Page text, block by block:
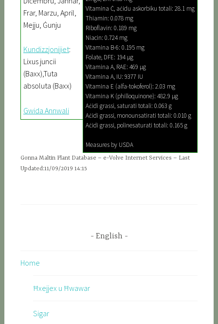
Vitamina Ċ, aċidu askorbiku totali: 28.1 mg
Thiamin: 0.078 mg
Riboflavin: 0.189 mg
Niacin: 0.724 mg
Vitamina B-6: 0.195 mg
Folate, DFE: 194 µg
Vitamina A, RAE: 469 µg
Vitamina A, IU: 9377 IU
Vitamina E (alfa-tokoferol): 2.03 mg
Vitamina K (philloquinone): 482.9 µg
Aċidi grassi, saturati totali: 0.063 g
Aċidi grassi, monounsatirati totali: 0.010 g
Aċidi grassi, polinesaturati totali: 0.165 g
Measures by USDA
Frar, Marzu, April,
Mejju, Ġunju
Kundizzjonijiet:
Lixus juncii
(Baxx),Tuta
absoluta (Baxx)
Gwida Annwali
Gonna Maltin Plant Database – e-Volve Internet Services – Last
Updated:11/09/2019 14:15
English
Home
Ħxejjex u Ħwawar
Sigar